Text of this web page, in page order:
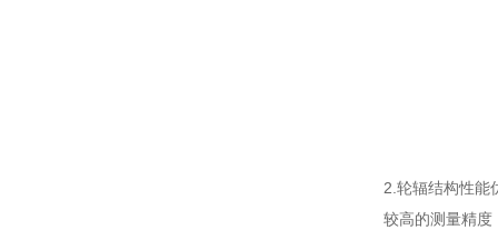
2.轮辐结构性能
较高的测量精度